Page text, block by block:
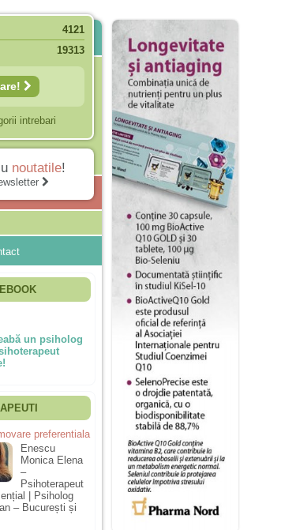
4121
19313
intrebari
noutatile!
un psiholog
preferentiala
Enescu
Monica Elena
–
Psihoterapeut
| Psiholog
– București și